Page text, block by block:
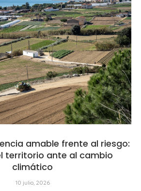
amable frente al riesgo:
territorio ante al cambio
climático
10 julio, 2026